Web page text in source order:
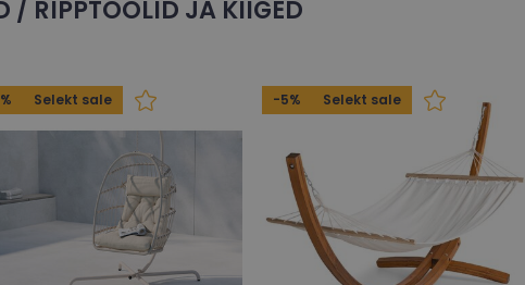
/ RIPPTOOLID JA KIIGED
Selekt sale -5% Selekt sale